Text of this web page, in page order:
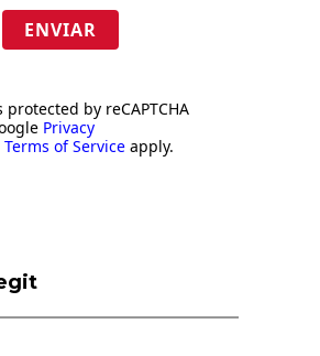
ENVIAR
protected by reCAPTCHA
Privacy
Terms of Service apply.